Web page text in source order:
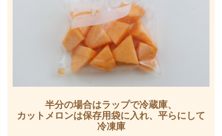
半分の場合はラップで冷蔵庫、
カットメロンは保存用袋に入れ、平らにして
冷凍庫